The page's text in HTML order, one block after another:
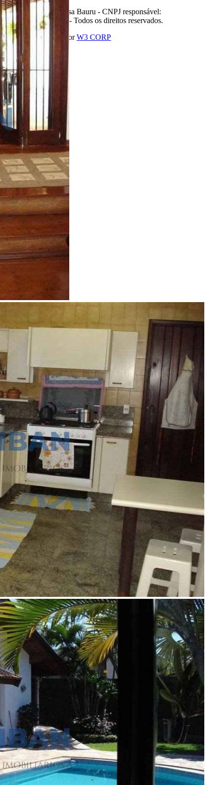
2011-2026 Portal Casa Bauru - CNPJ responsável:
32.709.269/0001-38 - Todos os direitos reservados.
Desenvolvido com
porW3 CORP